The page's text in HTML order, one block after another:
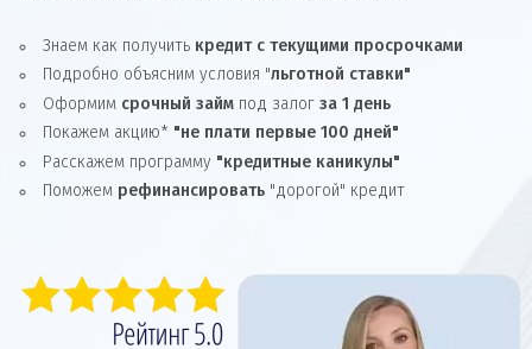
Знаем как получить кредит с текущими просрочками
Подробно объясним условия "льготной ставки"
Оформим срочный займ под залог за 1 день
Покажем акцию* "не плати первые 100 дней"
Расскажем программу "кредитные каникулы"
Поможем рефинансировать "дорогой" кредит